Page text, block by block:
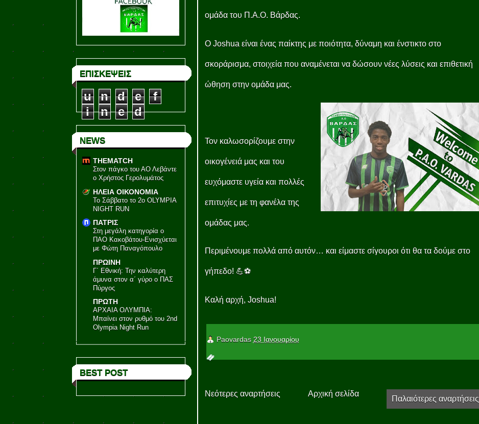
ΕΠΙΣΚΕΨΕΙΣ
u n d e
f
i
n e d
NEWS
THEMATCH
Στον πάγκο του ΑΟ Λεβάντε
ο Χρήστος Γερολυμάτος
ΗΛΕΙΑ ΟΙΚΟΝΟΜΙΑ
Το Σάββατο το 2ο OLYMPIA
NIGHT RUN
ΠΑΤΡΙΣ
Στη μεγάλη κατηγορία ο
ΠΑΟ Κακοβάτου-Ενισχύεται
με Φώτη Παναγόπουλο
ΠΡΩΙΝΗ
Γ΄ Εθνική: Την καλύτερη
άμυνα στον α΄ γύρο ο ΠΑΣ
Πύργος
ΠΡΩΤΗ
ΑΡΧΑΙΑ ΟΛΥΜΠΙΑ:
Μπαίνει στον ρυθμό του 2nd
Olympia Night Run
BEST POST
ομάδα του Π.Α.Ο. Βάρδας.
Ο Joshua είναι ένας παίκτης με ποιότητα, δύναμη και ένστικτο στο
σκοράρισμα, στοιχεία που αναμένεται να δώσουν νέες λύσεις και επιθετική
ώθηση στην ομάδα μας.
Τον καλωσορίζουμε στην
οικογένειά μας και του
ευχόμαστε υγεία και πολλές
επιτυχίες με τη φανέλα της
ομάδας μας.
Περιμένουμε πολλά από αυτόν… και είμαστε σίγουροι ότι θα τα δούμε στο
γήπεδο! 💪⚽
Καλή αρχή, Joshua!
Paovardas 23 Ιανουαρίου
Νεότερες αναρτήσεις
Παλαιότερες αναρτήσεις
Αρχική σελίδα